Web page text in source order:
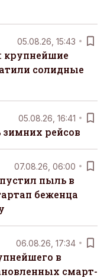
05.08.26, 15:43
солидные
05.08.26, 16:41
рейсов
07.08.26, 06:00
пыль в
беженца
06.08.26, 17:34
в
смарт-